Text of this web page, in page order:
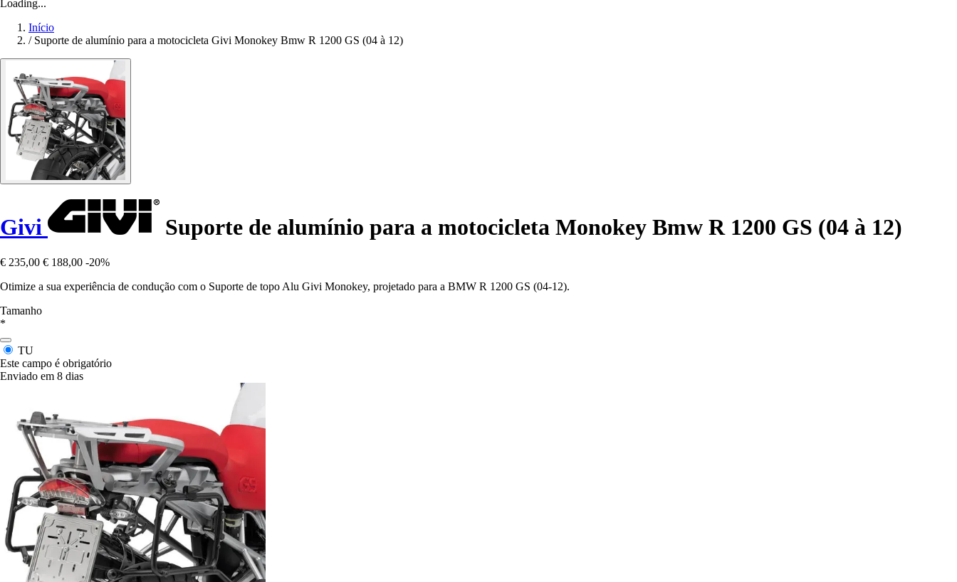
Loading...
Início
/ Suporte de alumínio para a motocicleta Givi Monokey Bmw R 1200 GS (04 à 12)
Givi Suporte de alumínio para a motocicleta Monokey Bmw R 1200 GS (04 à 12)
€ 235,00 € 188,00 -20%
Otimize a sua experiência de condução com o Suporte de topo Alu Givi Monokey, projetado para a BMW R 1200 GS (04-12).
Tamanho
*
TU
Este campo é obrigatório
Enviado em 8 dias